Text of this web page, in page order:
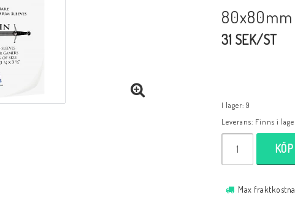
80x80mm
31 SEK/ST
I lager: 9
Leverans: Finns i
KÖP
Max